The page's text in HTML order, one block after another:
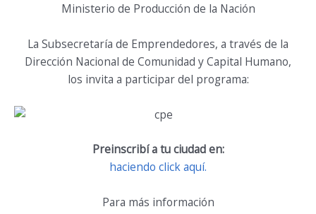
Ministerio de Producción de la Nación
La Subsecretaría de Emprendedores, a través de la
Dirección Nacional de Comunidad y Capital Humano,
los invita a participar del programa:
Preinscribí a tu ciudad en:
haciendo click aquí.
Para más información